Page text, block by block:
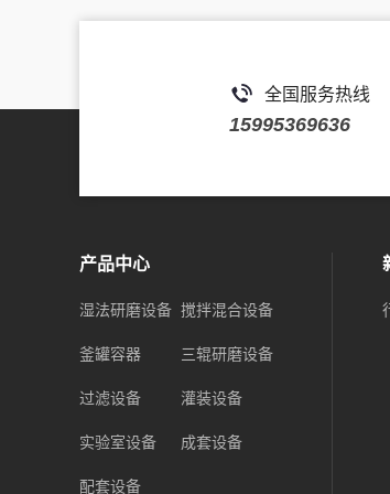
全国服务热线
15995369636
产品中心
湿法研磨设备 搅拌混合设备
釜罐容器
三辊研磨设备
过滤设备
灌装设备
实验室设备
成套设备
配套设备